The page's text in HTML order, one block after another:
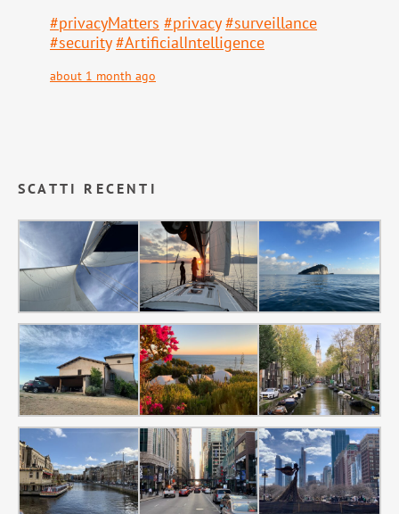
#privacyMatters #privacy #surveillance
#security #ArtificialIntelligence
about 1 month ago
SCATTI RECENTI